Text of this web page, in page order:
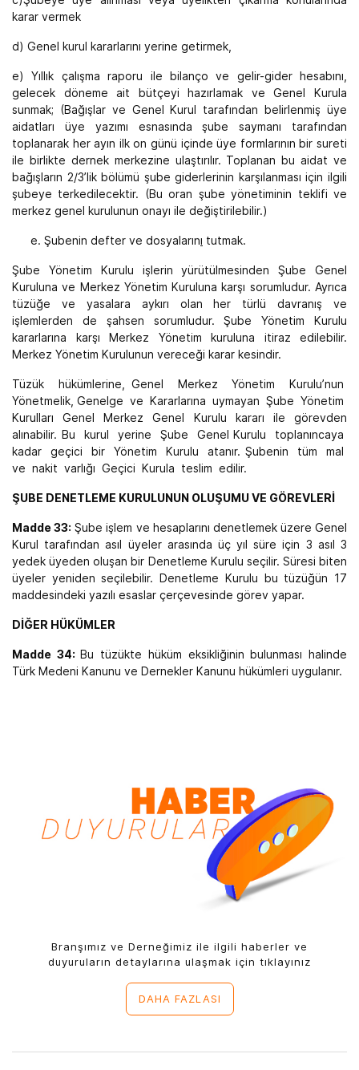
karar vermek
d) Genel kurul kararlarını yerine getirmek,
e) Yıllık çalışma raporu ile bilanço ve gelir-gider hesabını,
gelecek döneme ait bütçeyi hazırlamak ve Genel Kurula
sunmak; (Bağışlar ve Genel Kurul tarafından belirlenmiş üye
aidatları üye yazımı esnasında şube saymanı tarafından
toplanarak her ayın ilk on günü içinde üye formlarının bir sureti
ile birlikte dernek merkezine ulaştırılır. Toplanan bu aidat ve
bağışların 2/3’lik bölümü şube giderlerinin karşılanması için ilgili
şubeye terkedilecektir. (Bu oran şube yönetiminin teklifi ve
merkez genel kurulunun onayı ile değiştirilebilir.)
Şubenin defter ve dosyalarını tutmak.
Şube Yönetim Kurulu işlerin yürütülmesinden Şube Genel
Kuruluna ve Merkez Yönetim Kuruluna karşı sorumludur. Ayrıca
tüzüğe ve yasalara aykırı olan her türlü davranış ve
işlemlerden de şahsen sorumludur. Şube Yönetim Kurulu
kararlarına karşı Merkez Yönetim kuruluna itiraz edilebilir.
Merkez Yönetim Kurulunun vereceği karar kesindir.
Tüzük hükümlerine, Genel Merkez Yönetim Kurulu’nun
Yönetmelik, Genelge ve Kararlarına uymayan Şube Yönetim
Kurulları Genel Merkez Genel Kurulu kararı ile görevden
alınabilir. Bu kurul yerine Şube Genel Kurulu toplanıncaya
kadar geçici bir Yönetim Kurulu atanır. Şubenin tüm mal
ve nakit varlığı Geçici Kurula teslim edilir.
ŞUBE DENETLEME KURULUNUN OLUŞUMU VE GÖREVLERİ
Madde 33: Şube işlem ve hesaplarını denetlemek üzere Genel
Kurul tarafından asıl üyeler arasında üç yıl süre için 3 asıl 3
yedek üyeden oluşan bir Denetleme Kurulu seçilir. Süresi biten
üyeler yeniden seçilebilir. Denetleme Kurulu bu tüzüğün 17
maddesindeki yazılı esaslar çerçevesinde görev yapar.
DİĞER HÜKÜMLER
Madde 34:Bu tüzükte hüküm eksikliğinin bulunması halinde
Türk Medeni Kanunu ve Dernekler Kanunu hükümleri uygulanır.
Branşımız ve Derneğimiz ile ilgili haberler ve
duyuruların detaylarına ulaşmak için tıklayınız
DAHA FAZLASI